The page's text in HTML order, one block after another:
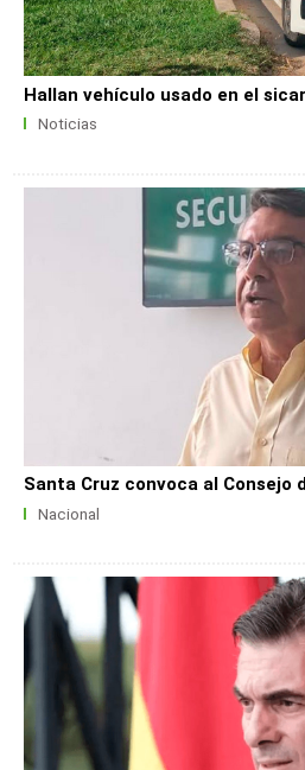
Hallan vehículo usado en el
Noticias
Santa Cruz convoca al Consejo
Nacional